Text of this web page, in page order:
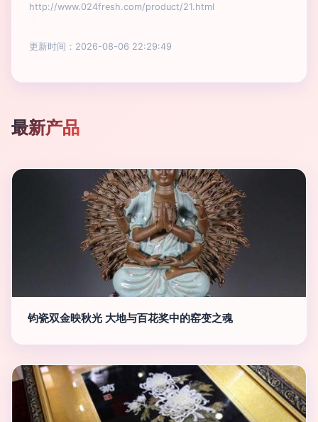
http://www.024fresh.com/product/21.html
更新时间：2026-08-06 22:29:49
最新产品
钧瓷双金映秋光 大地与百花奖中的窑变之魂